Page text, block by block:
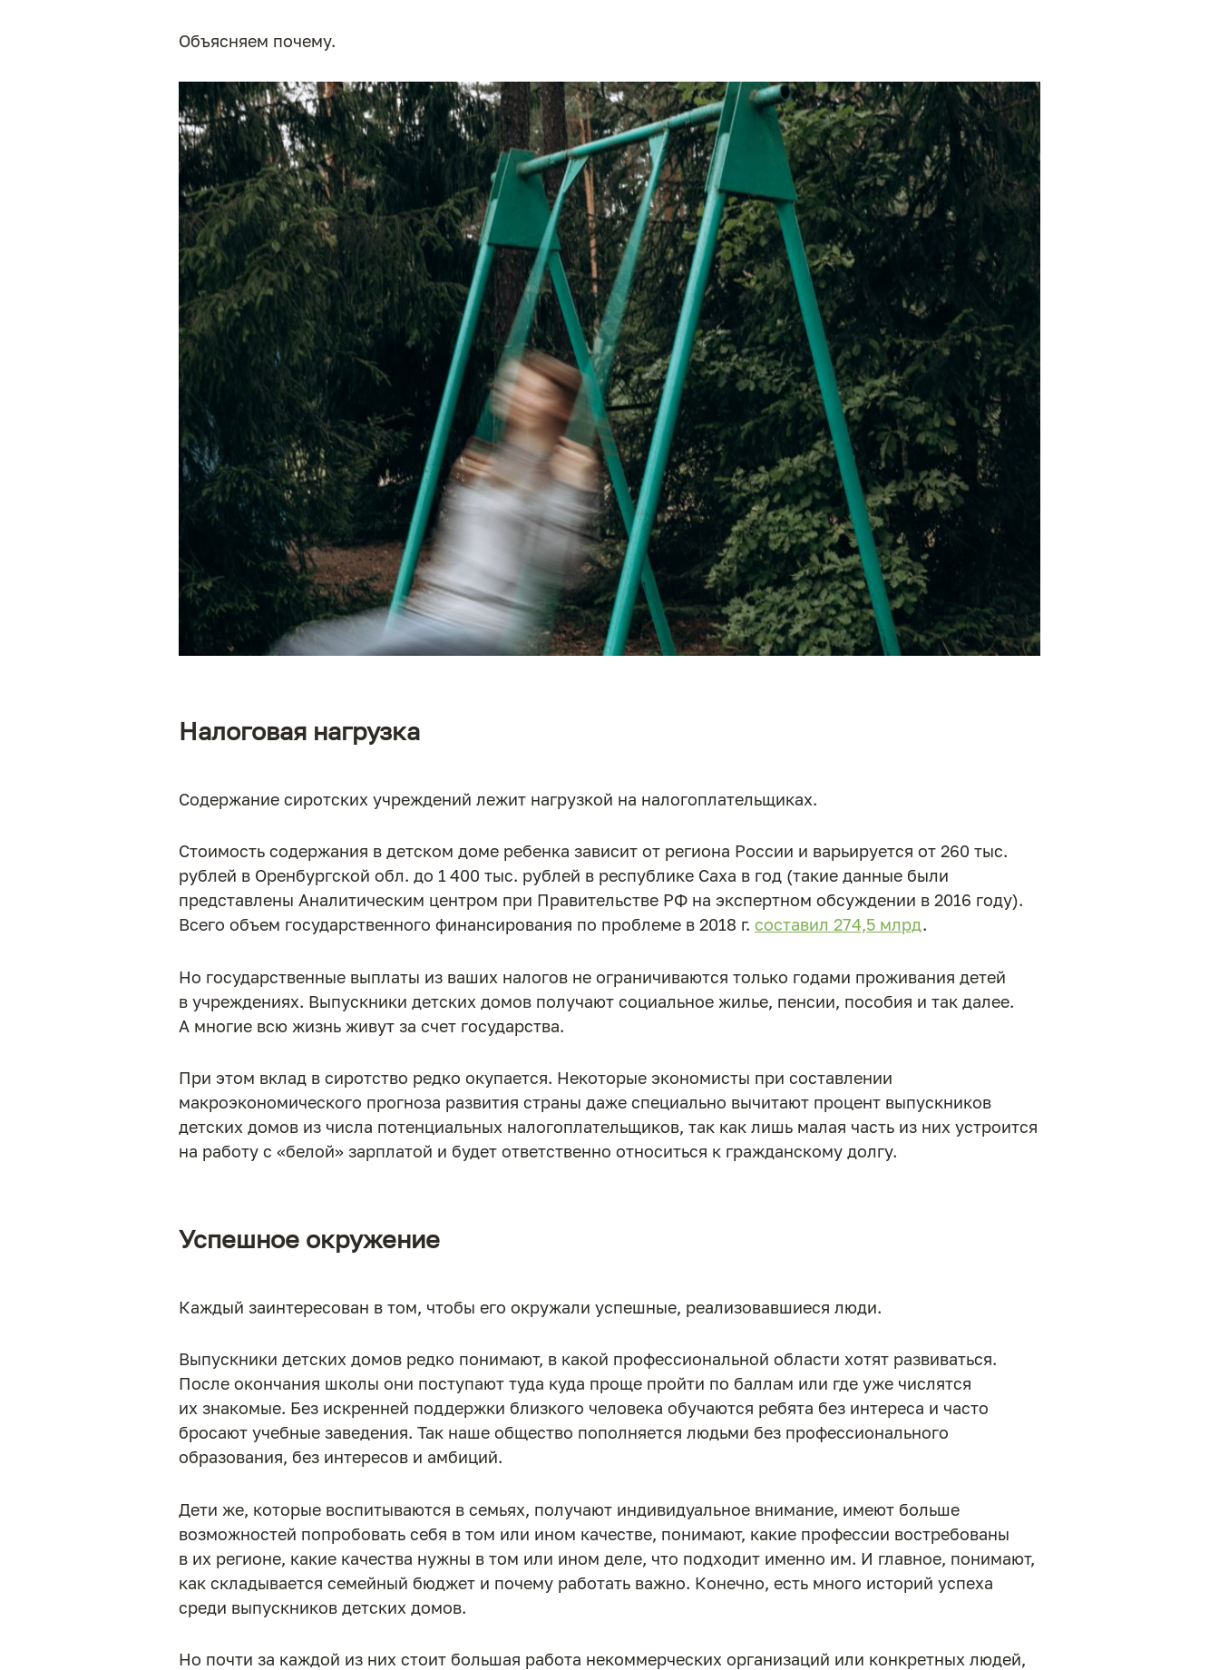
Объясняем почему.
Налоговая нагрузка
Содержание сиротских учреждений лежит нагрузкой на налогоплательщиках.
Стоимость содержания в детском доме ребенка зависит от региона России и варьируется от 260 тыс.
рублей в Оренбургской обл. до 1 400 тыс. рублей в республике Саха в год (такие данные были
представлены Аналитическим центром при Правительстве РФ на экспертном обсуждении в 2016 году).
Всего объем государственного финансирования по проблеме в 2018 г. составил 274,5 млрд.
Но государственные выплаты из ваших налогов не ограничиваются только годами проживания детей
в учреждениях. Выпускники детских домов получают социальное жилье, пенсии, пособия и так далее.
А многие всю жизнь живут за счет государства.
При этом вклад в сиротство редко окупается. Некоторые экономисты при составлении
макроэкономического прогноза развития страны даже специально вычитают процент выпускников
детских домов из числа потенциальных налогоплательщиков, так как лишь малая часть из них устроится
на работу с «белой» зарплатой и будет ответственно относиться к гражданскому долгу.
Успешное окружение
Каждый заинтересован в том, чтобы его окружали успешные, реализовавшиеся люди.
Выпускники детских домов редко понимают, в какой профессиональной области хотят развиваться.
После окончания школы они поступают туда куда проще пройти по баллам или где уже числятся
их знакомые. Без искренней поддержки близкого человека обучаются ребята без интереса и часто
бросают учебные заведения. Так наше общество пополняется людьми без профессионального
образования, без интересов и амбиций.
Дети же, которые воспитываются в семьях, получают индивидуальное внимание, имеют больше
возможностей попробовать себя в том или ином качестве, понимают, какие профессии востребованы
в их регионе, какие качества нужны в том или ином деле, что подходит именно им. И главное, понимают,
как складывается семейный бюджет и почему работать важно. Конечно, есть много историй успеха
среди выпускников детских домов.
Но почти за каждой из них стоит большая работа некоммерческих организаций или конкретных людей,